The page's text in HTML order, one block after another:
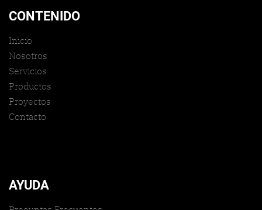
CONTENIDO
Inicio
Nosotros
Servicios
Productos
Proyectos
Contacto
AYUDA